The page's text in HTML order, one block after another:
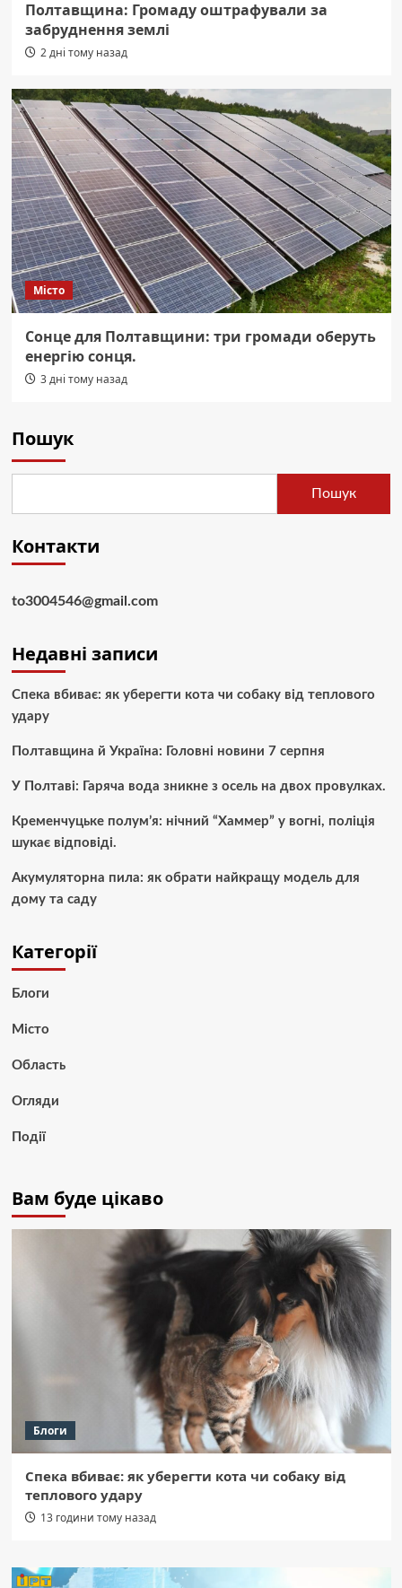
Полтавщина: Громаду оштрафували за
забруднення землі
2 дні тому назад
Місто
Сонце для Полтавщини: три громади оберуть
енергію сонця.
3 дні тому назад
Пошук
Пошук
Контакти
to3004546@gmail.com
Недавні записи
Спека вбиває: як уберегти кота чи собаку від теплового
удару
Полтавщина й Україна: Головні новини 7 серпня
У Полтаві: Гаряча вода зникне з осель на двох провулках.
Кременчуцьке полум’я: нічний “Хаммер” у вогні, поліція
шукає відповіді.
Акумуляторна пила: як обрати найкращу модель для
дому та саду
Категорії
Блоги
Місто
Область
Огляди
Події
Вам буде цікаво
Блоги
Спека вбиває: як уберегти кота чи собаку від
теплового удару
13 години тому назад